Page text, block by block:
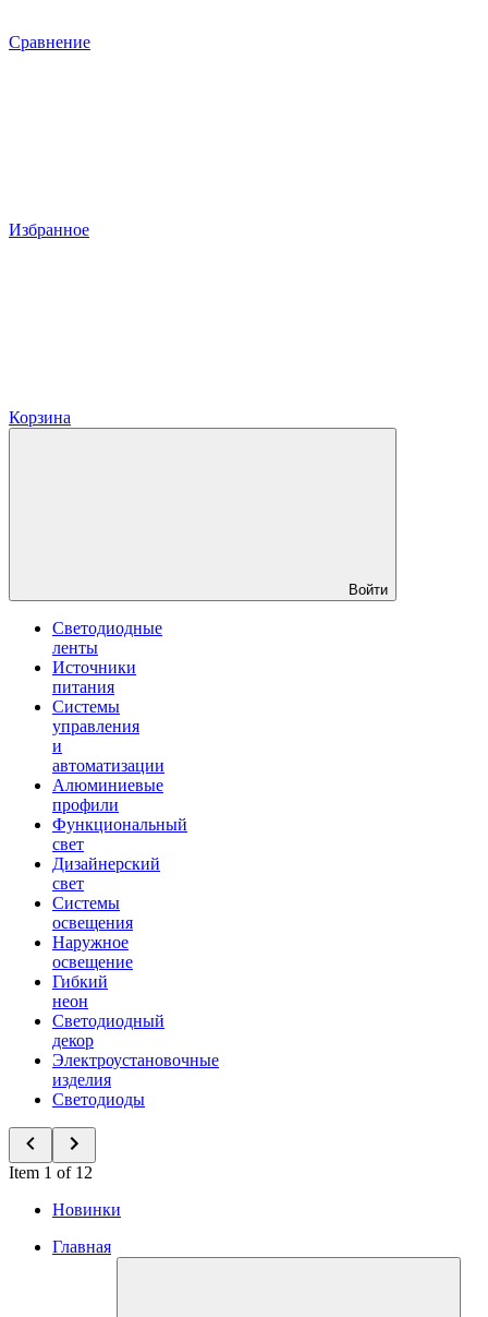
Сравнение
Избранное
Корзина
Войти
Светодиодные
ленты
Источники
питания
Системы
управления
и
автоматизации
Алюминиевые
профили
Функциональный
свет
Дизайнерский
свет
Системы
освещения
Наружное
освещение
Гибкий
неон
Светодиодный
декор
Электроустановочные
изделия
Светодиоды
Item 1 of 12
Новинки
Главная